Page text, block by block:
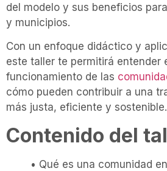
del modelo y sus beneficios
y municipios.
Con un enfoque didáctico y
este taller te permitirá entender
funcionamiento de las
cómo pueden contribuir a una
más justa, eficiente y sostenible.
Contenido del
• Qué es una comunidad